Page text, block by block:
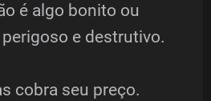
é algo bonito ou
e destrutivo.
cobra seu preço.